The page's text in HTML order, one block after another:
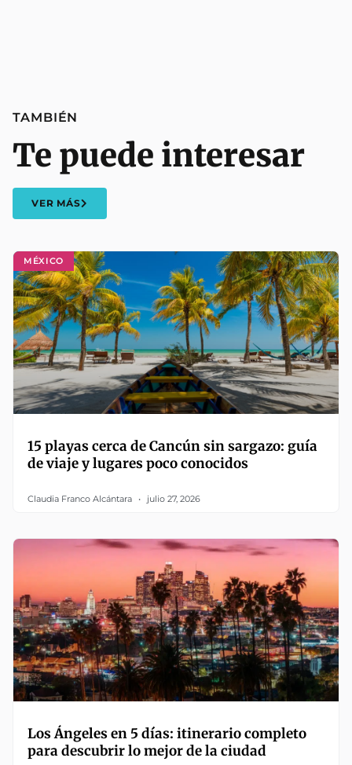
MÉXICO
15 playas cerca de Cancún sin sargazo: guía
de viaje y lugares poco conocidos
Claudia Franco Alcántara julio 27, 2026
Los Ángeles en 5 días: itinerario completo
para descubrir lo mejor de la ciudad
TAMBIÉN
Te puede interesar
VER MÁS